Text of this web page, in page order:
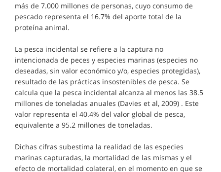
más de 7.000 millones de personas, cuyo consumo de
pescado representa el 16.7% del aporte total de la
proteína animal.
La pesca incidental se refiere a la captura no
intencionada de peces y especies marinas (especies no
deseadas, sin valor económico y/o, especies protegidas),
resultado de las prácticas insostenibles de pesca. Se
calcula que la pesca incidental alcanza al menos las 38.5
millones de toneladas anuales (Davies et al, 2009) . Este
valor representa el 40.4% del valor global de pesca,
equivalente a 95.2 millones de toneladas.
Dichas cifras subestima la realidad de las especies
marinas capturadas, la mortalidad de las mismas y el
efecto de mortalidad colateral, en el momento en que se